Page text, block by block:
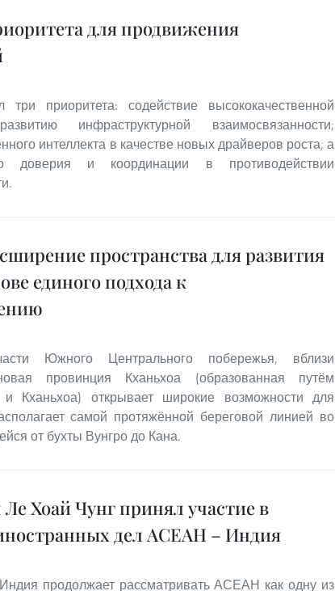
для продвижения
приоритета: содействие высококачественной
инфраструктурной взаимосвязанности;
интеллекта в качестве новых драйверов роста; а
доверия и координации в противодействии
пространства для развития
единого подхода к
Южного Центрального побережья, вблизи
провинция Кханьхоа (образованная путём
Кханьхоа) открывает широкие возможности для
самой протяжённой береговой линией во
от бухты Вунгро до Кана.
Хоай Чунг принял участие в
дел АСЕАН – Индия
продолжает рассматривать АСЕАН как одну из